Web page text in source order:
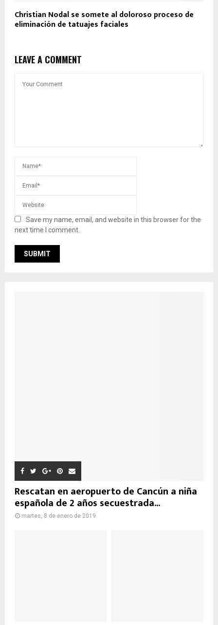
Christian Nodal se somete al doloroso proceso de
eliminación de tatuajes faciales
LEAVE A COMMENT
Save my name, email, and website in this browser for the
next time I comment.
Rescatan en aeropuerto de Cancún a niña
española de 2 años secuestrada...
martes, 8 de enero de 2019